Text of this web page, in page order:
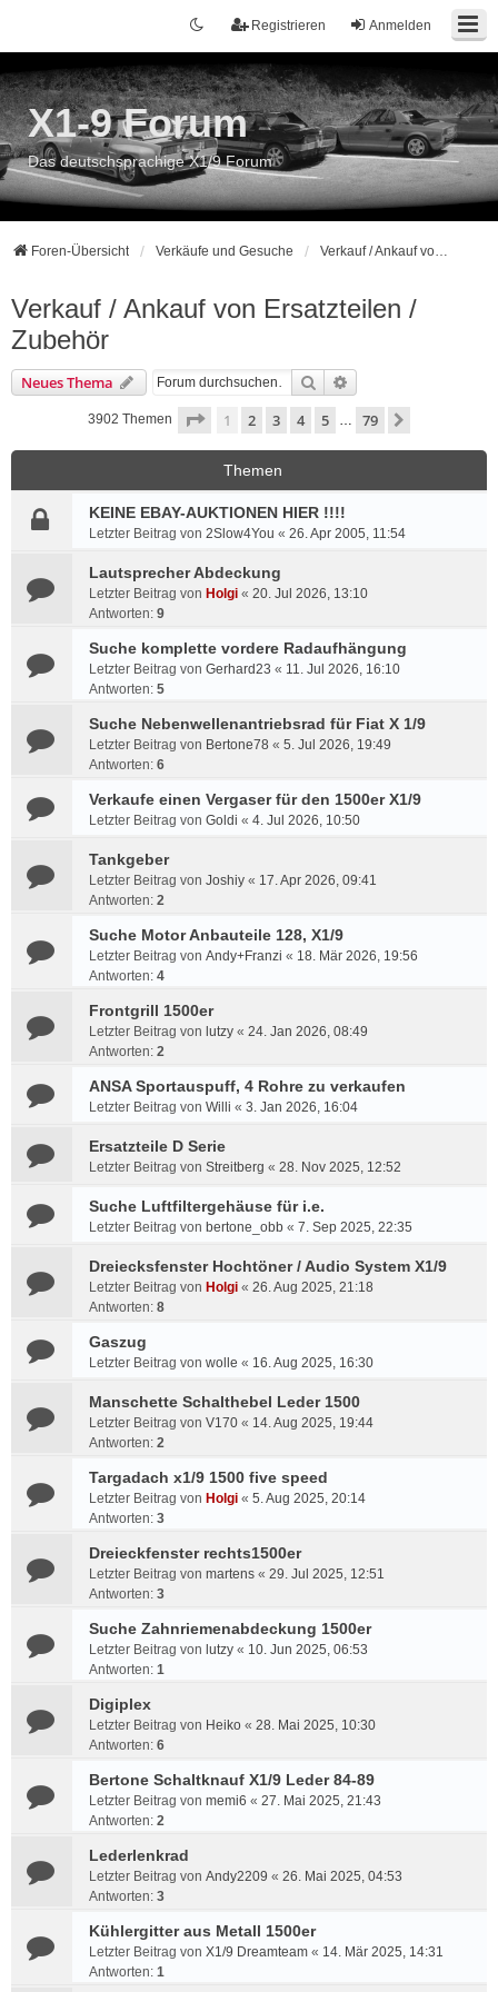
Anmelden
Registrieren
X1-9 Forum
Das deutschsprachige X1/9 Forum
Foren-Übersicht Verkäufe und Gesuche Verkauf / Ankauf von Ersatzteilen / Zubehör
Verkauf / Ankauf von Ersatzteilen /
Zubehör
Neues Thema Suche
3902 Themen Seite 1von 79
1 2 3 4 5 … 79
Themen
KEINE EBAY-AUKTIONEN HIER !!!!
Letzter Beitrag von 2Slow4You « 26. Apr 2005, 11:54
Lautsprecher Abdeckung
Letzter Beitrag von Holgi « 20. Jul 2026, 13:10
Antworten: 9
Suche komplette vordere Radaufhängung
Letzter Beitrag von Gerhard23 « 11. Jul 2026, 16:10
Antworten: 5
Suche Nebenwellenantriebsrad für Fiat X 1/9
Letzter Beitrag von Bertone78 « 5. Jul 2026, 19:49
Antworten: 6
Verkaufe einen Vergaser für den 1500er X1/9
Letzter Beitrag von Goldi « 4. Jul 2026, 10:50
Tankgeber
Letzter Beitrag von Joshiy « 17. Apr 2026, 09:41
Antworten: 2
Suche Motor Anbauteile 128, X1/9
Letzter Beitrag von Andy+Franzi « 18. Mär 2026, 19:56
Antworten: 4
Frontgrill 1500er
Letzter Beitrag von lutzy « 24. Jan 2026, 08:49
Antworten: 2
ANSA Sportauspuff, 4 Rohre zu verkaufen
Letzter Beitrag von Willi « 3. Jan 2026, 16:04
Ersatzteile D Serie
Letzter Beitrag von Streitberg « 28. Nov 2025, 12:52
Suche Luftfiltergehäuse für i.e.
Letzter Beitrag von bertone_obb « 7. Sep 2025, 22:35
Dreiecksfenster Hochtöner / Audio System X1/9
Letzter Beitrag von Holgi « 26. Aug 2025, 21:18
Antworten: 8
Gaszug
Letzter Beitrag von wolle « 16. Aug 2025, 16:30
Manschette Schalthebel Leder 1500
Letzter Beitrag von V170 « 14. Aug 2025, 19:44
Antworten: 2
Targadach x1/9 1500 five speed
Letzter Beitrag von Holgi « 5. Aug 2025, 20:14
Antworten: 3
Dreieckfenster rechts1500er
Letzter Beitrag von martens « 29. Jul 2025, 12:51
Antworten: 3
Suche Zahnriemenabdeckung 1500er
Letzter Beitrag von lutzy « 10. Jun 2025, 06:53
Antworten: 1
Digiplex
Letzter Beitrag von Heiko « 28. Mai 2025, 10:30
Antworten: 6
Bertone Schaltknauf X1/9 Leder 84-89
Letzter Beitrag von memi6 « 27. Mai 2025, 21:43
Antworten: 2
Lederlenkrad
Letzter Beitrag von Andy2209 « 26. Mai 2025, 04:53
Antworten: 3
Kühlergitter aus Metall 1500er
Letzter Beitrag von X1/9 Dreamteam « 14. Mär 2025, 14:31
Antworten: 1